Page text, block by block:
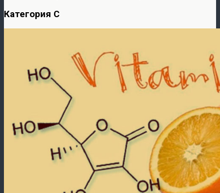
Категория C